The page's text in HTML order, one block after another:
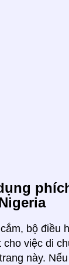
bộ điều
cho việc di
này.